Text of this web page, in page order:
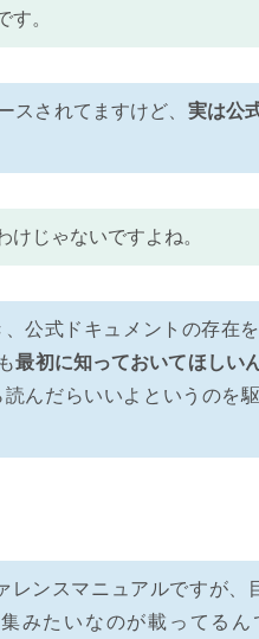
す。
スされてますけど、 実は公
じゃないですよね。
公式ドキュメントの存在
最初に知っておいてほしい
んだらいいよというのを
ンスマニュアルですが、
集みたいなのが載ってるん